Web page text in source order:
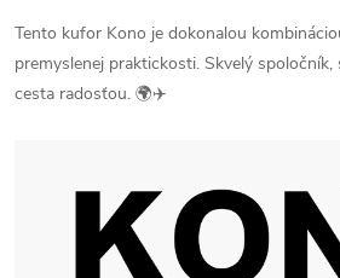
Tento kufor Kono je dokonalou
premyslenej praktickosti. Skvelý
cesta radosťou. 🌍✈️